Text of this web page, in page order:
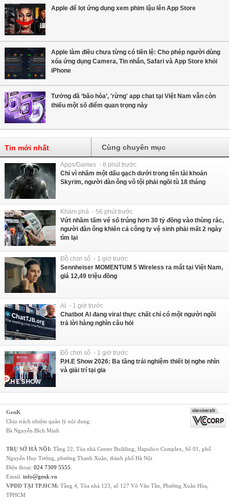
Apple để lọt ứng dụng xem phim lậu lên App Store
Apple làm điều chưa từng có tiền lệ: Cho phép người dùng
xóa ứng dụng Camera, Tin nhắn, Safari và App Store khỏi
iPhone
Tưởng đã ‘bão hòa’, 'rừng' app chat tại Việt Nam vẫn còn
thiếu một số điểm quan trọng này
Tin mới nhất Cùng chuyên mục
Apps/Games - 8 phút trước
Chỉ vì nhầm một dấu gạch dưới trong tên tài khoản
Skyrim, người đàn ông vô tội phải ngồi tù 18 tháng
Khám phá - 56 phút trước
Vứt nhầm tấm vé số trúng hơn 30 tỷ đồng vào thùng rác,
người đàn ông khiến cả công ty vệ sinh phải mất 2 ngày
tìm lại
Đồ chơi số - 1 giờ trước
Sennheiser MOMENTUM 5 Wireless ra mắt tại Việt Nam,
giá 12,49 triệu đồng
AI - 1 giờ trước
Chatbot AI đang viral thực chất chỉ có một người ngồi
trả lời hàng nghìn câu hỏi
Đồ chơi số - 1 giờ trước
P.H.E Show 2026: Ba tầng trải nghiệm thiết bị nghe nhìn
và giải trí tại gia
GenK
Chịu trách nhiệm quản lý nội dung:
Bà Nguyễn Bích Minh
TRỤ SỞ HÀ NỘI: Tầng 22, Tòa nhà Center Building, Hapulico Complex, Số 01, phố
Nguyễn Huy Tưởng, phường Thanh Xuân, thành phố Hà Nội
Điện thoại: 024 7309 5555
Email: info@genk.vn
VPĐD TẠI TP.HCM: Tầng 4, Tòa nhà 123, số 127 Võ Văn Tần, Phường Xuân Hòa,
TPHCM